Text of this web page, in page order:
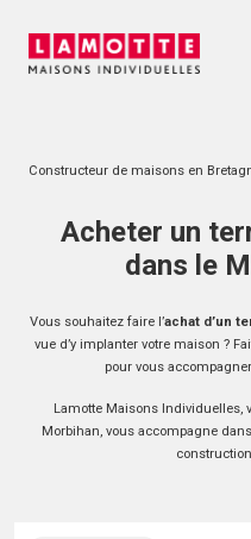
Constructeur de maisons en
Acheter un
dans le
Vous souhaitez faire l’achat d’un
vue d’y implanter votre maison ?
pour vous
Lamotte Maisons Individuelles,
Morbihan, vous accompagne